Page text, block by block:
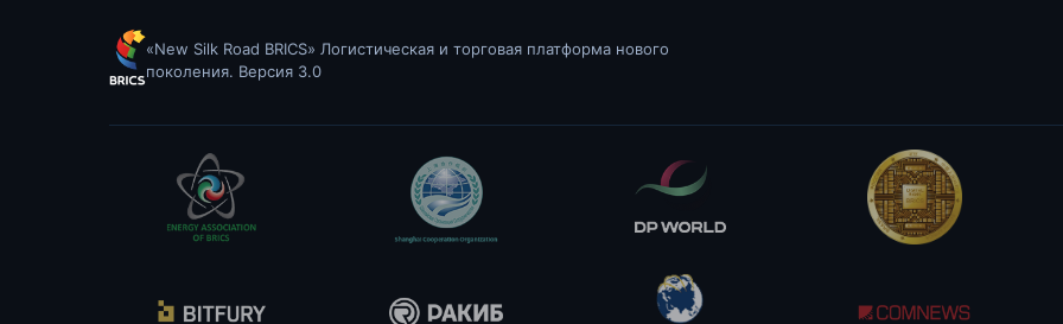
«New Silk Road BRICS» Логистическая и торговая платформа нового
поколения. Версия 3.0